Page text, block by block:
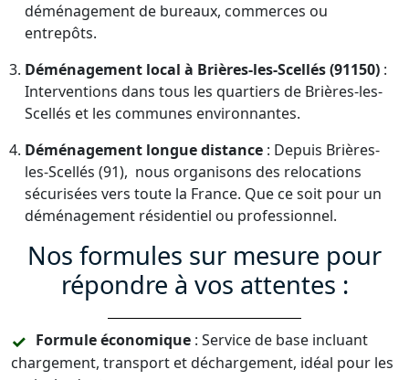
déménagement de bureaux, commerces ou
entrepôts.
Déménagement local à Brières-les-Scellés (91150) :
Interventions dans tous les quartiers de Brières-les-
Scellés et les communes environnantes.
Déménagement longue distance : Depuis Brières-
les-Scellés (91), nous organisons des relocations
sécurisées vers toute la France. Que ce soit pour un
déménagement résidentiel ou professionnel.
Nos formules sur mesure pour
répondre à vos attentes :
Formule économique : Service de base incluant
chargement, transport et déchargement, idéal pour les